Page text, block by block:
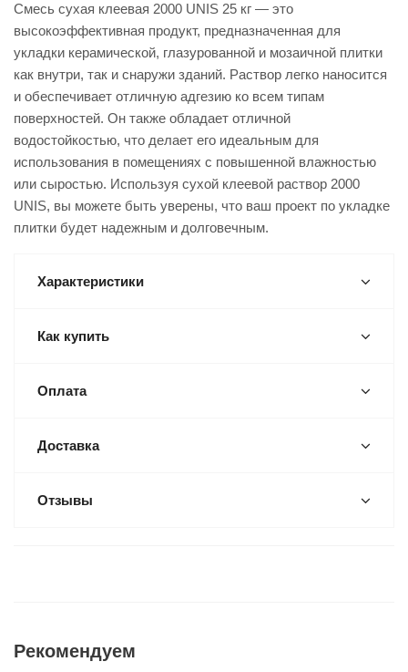
Смесь сухая клеевая 2000 UNIS 25 кг — это
высокоэффективная продукт, предназначенная для
укладки керамической, глазурованной и мозаичной плитки
как внутри, так и снаружи зданий. Раствор легко наносится
и обеспечивает отличную адгезию ко всем типам
поверхностей. Он также обладает отличной
водостойкостью, что делает его идеальным для
использования в помещениях с повышенной влажностью
или сыростью. Используя сухой клеевой раствор 2000
UNIS, вы можете быть уверены, что ваш проект по укладке
плитки будет надежным и долговечным.
Характеристики
Как купить
Оплата
Доставка
Отзывы
Рекомендуем